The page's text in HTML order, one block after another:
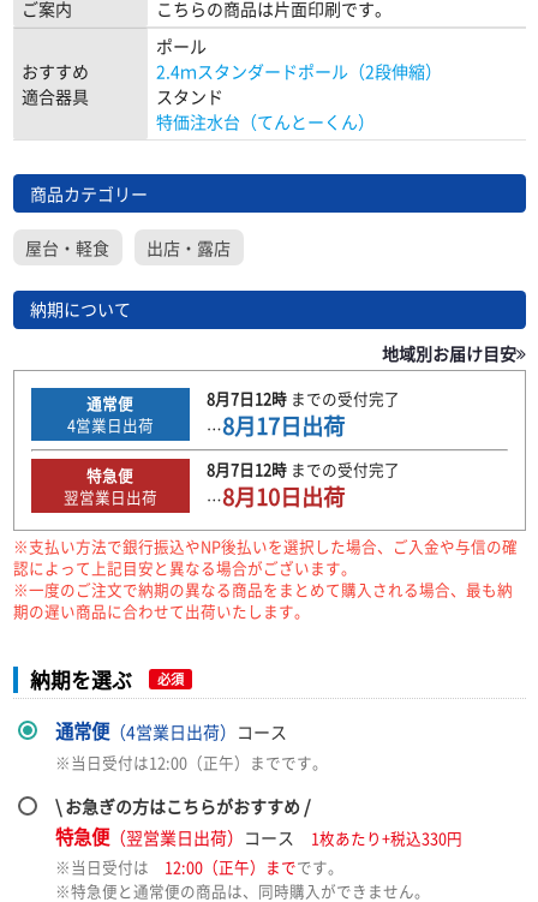
ご案内
こちらの商品は片面印刷です。
おすすめ
適合器具
ポール
2.4ｍスタンダードポール（2段伸縮）
スタンド
特価注水台（てんとーくん）
商品カテゴリー
屋台・軽食 出店・露店
納期について
地域別お届け目安
通常便
4営業日出荷
8月7日12時までの受付完了
…8月17日出荷
特急便
翌営業日出荷
8月7日12時までの受付完了
…8月10日出荷
※支払い方法で銀行振込やNP後払いを選択した場合、ご入金や与信の確
認によって上記目安と異なる場合がございます。
※一度のご注文で納期の異なる商品をまとめて購入される場合、最も納
期の遅い商品に合わせて出荷いたします。
納期を選ぶ 必須
通常便（4営業日出荷） コース
※当日受付は12:00（正午）までです。
\ お急ぎの方はこちらがおすすめ /
特急便（翌営業日出荷） コース
1枚あたり+税込330円
※当日受付は 12:00（正午）までです。
※特急便と通常便の商品は、同時購入ができません。